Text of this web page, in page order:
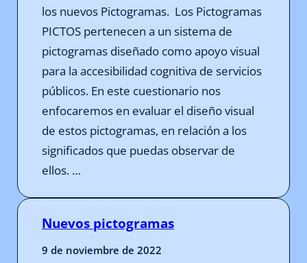
los nuevos Pictogramas. Los Pictogramas
PICTOS pertenecen a un sistema de
pictogramas diseñado como apoyo visual
para la accesibilidad cognitiva de servicios
públicos. En este cuestionario nos
enfocaremos en evaluar el diseño visual
de estos pictogramas, en relación a los
significados que puedas observar de
ellos. …
Nuevos pictogramas
9 de noviembre de 2022